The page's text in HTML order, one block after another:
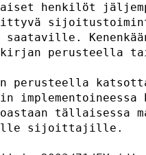
henkilöt
liittyvä
saataville.
perusteella
implementoineessa